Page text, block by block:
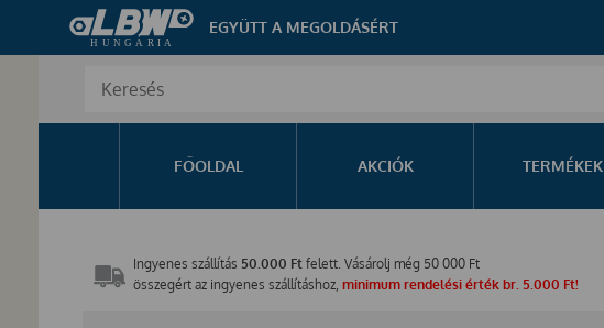
EGYÜTT A MEGOLDÁSÉRT
FŐOLDAL AKCIÓK TERMÉKEK
Ingyenes szállítás 50.000 Ft felett. Vásárolj még 50 000 Ft
összegért az ingyenes szállításhoz, minimum rendelési érték br. 5.000 Ft!